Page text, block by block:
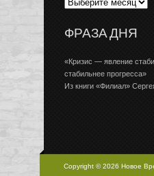
ФРАЗА ДНЯ
«Кризис — явление
стабильнее прогресса»
Из книги «Филиал»
Copyright © 2026 Новое